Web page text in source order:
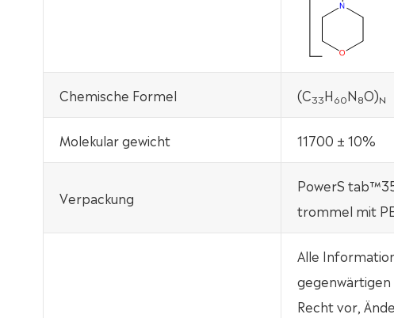
Chemische Formel (C33H60N8O)N
Molekular gewicht 11700 ± 10%
Verpackung
PowerS
trommel mit
Alle
gegenwärtigen
Recht vor,